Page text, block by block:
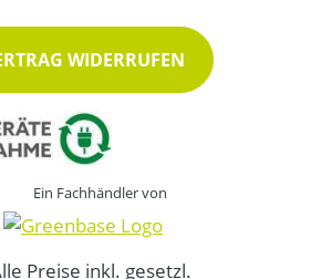
WIDERRUFEN
Ein Fachhändler von
Preise inkl. gesetzl.